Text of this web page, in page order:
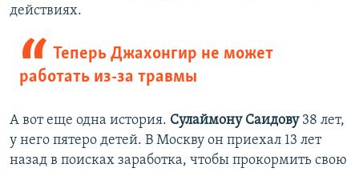
действиях.
Теперь Джахонгир не может
работать из-за травмы
А вот еще одна история. Сулаймону Саидову38 лет,
у него пятеро детей. В Москву он приехал 13 лет
назад в поисках заработка, чтобы прокормить свою